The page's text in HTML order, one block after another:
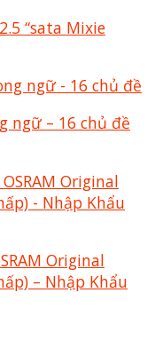
“sata Mixie
ngữ – 16 chủ đề
Original
– Nhập Khẩu